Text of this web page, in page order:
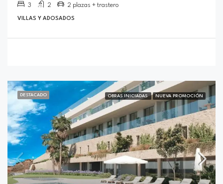
3 2 2 plazas + trastero
VILLAS Y ADOSADOS
DESTACADO OBRAS INICIADAS NUEVA PROMOCIÓN